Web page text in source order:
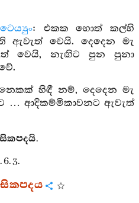
: එකක හොත් කල්හි
වෙයි. දෙදෙන මැ
වෙයි, නැඟිට පුන පුනා
හිඳී නම්, දෙදෙන මැ
… ආදිකම්මිකාවනට ඇවැත්
6. 3.